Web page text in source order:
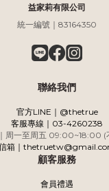
益家莉有限公司
統一編號｜83164350
聯絡我們
官方LINE｜@thetrue
客服專線｜03-4260238
周一至周五 09:00~18:00 (
箱｜
顧客服務
會員禮遇